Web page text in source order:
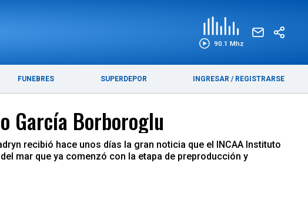
90.1 Mhz
FUNEBRES SUPERDEPOR INGRESAR / REGISTRARSE
MADRYN
García Borboroglu
recibió hace unos días la gran noticia que el INCAA Instituto
mar que ya comenzó con la etapa de preproducción y